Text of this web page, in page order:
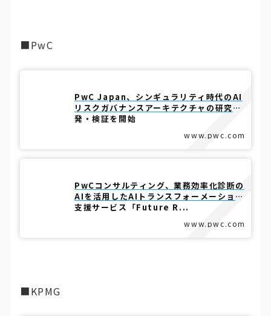
■PwC
www.pwc.com
PwC Japan、シンギュラリティ時代のAI
リスクガバナンスアーキテクチャの研究開
発・検証を開始
www.pwc.com
PwCコンサルティング、業務効率化診断の
AIを活用したAIトランスフォーメーション
支援サービス「Future R...
■KPMG